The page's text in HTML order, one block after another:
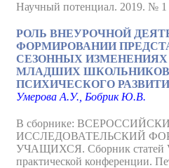
Научный потенциал. 2019. № 1
РОЛЬ ВНЕУРОЧНОЙ
ФОРМИРОВАНИИ
СЕЗОННЫХ ИЗМЕНЕНИЯХ
МЛАДШИХ ШКОЛЬНИКОВ
ПСИХИЧЕСКОГО
Умерова А.У., Бобрик Ю.В.
В сборнике:
ИССЛЕДОВАТЕЛЬСКИЙ
УЧАЩИХСЯ. Сборник статей
практической конференции.